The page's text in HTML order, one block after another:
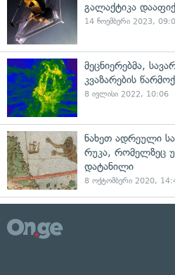
გალაქტიკა
14 ნოემბერი 2023,
მეცნიერებმა,
კვაზარების
8 ივლისი 2022, 10:06
ნახეთ ადრეული
რუკა, რომელზეც
დატანილი
8 ოქტომბერი 2020,